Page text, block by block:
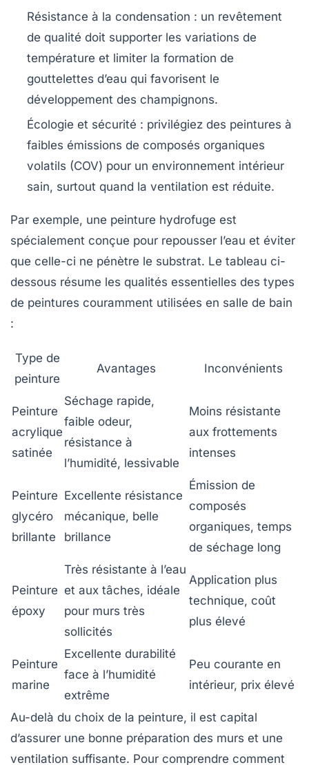
Résistance à la condensation : un revêtement
de qualité doit supporter les variations de
température et limiter la formation de
gouttelettes d’eau qui favorisent le
développement des champignons.
Écologie et sécurité : privilégiez des peintures à
faibles émissions de composés organiques
volatils (COV) pour un environnement intérieur
sain, surtout quand la ventilation est réduite.
Par exemple, une peinture hydrofuge est
spécialement conçue pour repousser l’eau et éviter
que celle-ci ne pénètre le substrat. Le tableau ci-
dessous résume les qualités essentielles des types
de peintures couramment utilisées en salle de bain
:
Type de
peinture
Avantages Inconvénients
Peinture
acrylique
satinée
Séchage rapide,
faible odeur,
résistance à
l’humidité, lessivable
Moins résistante
aux frottements
intenses
Peinture
glycéro
brillante
Excellente résistance
mécanique, belle
brillance
Émission de
composés
organiques, temps
de séchage long
Peinture
époxy
Très résistante à l’eau
et aux tâches, idéale
pour murs très
sollicités
Application plus
technique, coût
plus élevé
Peinture
marine
Excellente durabilité
face à l’humidité
extrême
Peu courante en
intérieur, prix élevé
Au-delà du choix de la peinture, il est capital
d’assurer une bonne préparation des murs et une
ventilation suffisante. Pour comprendre comment